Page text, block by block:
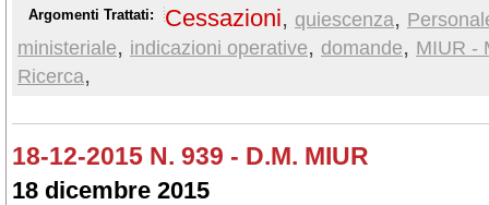
Argomenti Trattati:
Cessazioni, quiescenza,
ministeriale, indicazioni operative, domande, MIUR -
Ricerca,
18-12-2015 N. 939 - D.M. MIUR
18 dicembre 2015